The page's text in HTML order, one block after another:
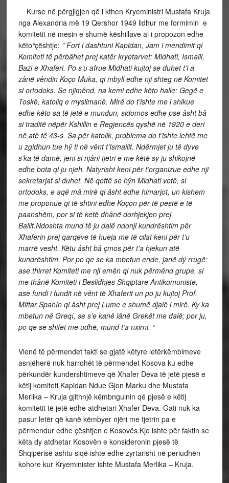
Kurse në përgjigjen që i kthen Kryeministri Mustafa Kruja
nga Alexandria më 19 Qershor 1949 lidhur me formimin e
komitetit në mesin e shumë këshillave ai i propozon edhe
këto“çështje: ”Fort i dashtuni Kapidan, Jam i mendimit qi
Komiteti të përbâhet prej katër kryetarvet: Midhati, Ismaili,
Bazi e Xhaferi. Po s’u afrue Midhati kujtoj se duhet t’i a
zânë vêndin Koço Muka, qi mbyll edhe nji shteg në Komitet
si ortodoks. Se njimênd, na kemi edhe këto halle: Gegë e
Toskë, katoliq e myslimanë. Mirë do t’ishte me i shikue
edhe këto sa të jetë e mundun, sidomos edhe pse âsht bâ
si traditë nëpër Kshillin e Regjencës qyshë në 1920 e deri
në atê të 43-s. Sa për katolik, problema do t’ishte lehtë me
u zgidhun tue hŷ ti në vênt t’Ismailit. Ndërmjet ju të dyve
s’ka të damë, jeni si njâni tjetri e me këtë sy ju shikojnë
edhe bota qi ju njeh. Natyrisht keni për t’organizue edhe nji
sekretarjat si duhet. Në qoftë se hŷn Midhati vetë, si
ortodoks, e aqë mâ mirë qi âsht edhe himarjot, un kishem
me proponue qi të shtini edhe Koçon për të pestë e të
paanshëm, por si të ketë dhânë dorhjekjen prej
Ballit.Ndoshta mund të ju dalë ndonji kundrështim për
Xhaferin prej qarqeve të hueja me të cilat keni për t’u
marrë vesht. Këtu âsht bâ çmos për t’a hjekun atë
kundrështim. Por po qe se ka mbetun ende, janë dý rrugë:
ase thirret Komiteti me nji emën qi nuk përmênd grupe, si
me thânë Komiteti i Beslidhjes Shqiptare Antikomuniste,
ase fundi i fundit në vênt të Xhaferit un po ju kujtoj Prof.
Miftar Spahín qi âsht prej Lume e shumë djalë i mirë. Ky ka
mbetun në Greqí, se s’e kanë lânë Grekët me dalë; por ju,
po qe se shifet me udhë, mund t’a nxirni. “
Vlenë të përmendet fakti se gjatë këtyre letërkëmbimeve
asnjëherë nuk harrohët të përmendet Kosova ku edhe
përkundër kundershtimeve që Xhafer Deva të jetë pjesë e
këtij komiteti Kapidan Ndue Gjon Marku dhe Mustafa
Merlika – Kruja gjithnjë këmbngulnin që pjesë e këtij
komitetit të jetë edhe atdhetari Xhafer Deva. Gati nuk ka
pasur letër që kanë këmbyer njëri me tjetrin pa e
përmendur edhe çështjen e Kosovës.Kjo ishte për faktin se
këta dy atdhetar Kosovën e konsideronin pjesë të
Shqipërisë ashtu siqë ishte edhe zyrtarisht në periudhën
kohore kur Kryeminister ishte Mustafa Merlika – Kruja.